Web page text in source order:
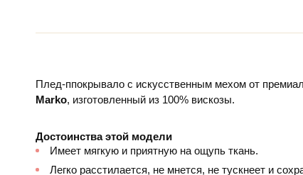
Плед-ппокрывало с искусственным мехом от
Marko, изготовленный из 100% вискозы.
Достоинства этой модели
Имеет мягкую и приятную на ощупь ткань.
Легко расстилается, не мнется, не тускнеет и